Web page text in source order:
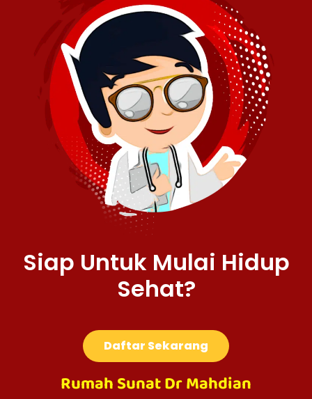
Siap Untuk Mulai Hidup
Sehat?
Daftar Sekarang
Rumah Sunat Dr Mahdian